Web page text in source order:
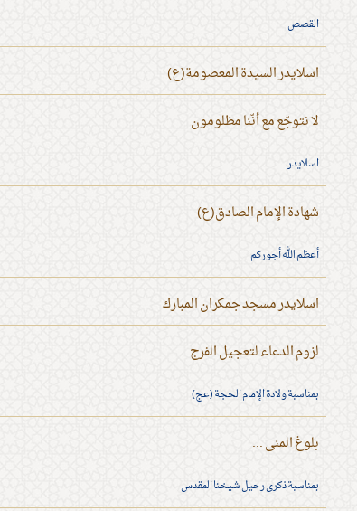
القصص
اسلايدر السيدة المعصومة(ع)
لا نتوجّع مع أنّنا مظلومون
اسلايدر
شهادة الإمام الصادق(ع)
أعظم الله أجوركم
اسلايدر مسجد جمكران المبارك
لزوم الدعاء لتعجيل الفرج
بمناسبة ولادة الإمام الحجة (عج)
بلوغ المنى ...
بمناسبة ذكرى رحيل شيخنا المقدس